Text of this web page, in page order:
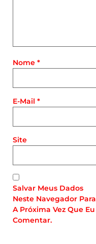
Nome *
E-Mail *
Site
Salvar Meus Dados
Neste Navegador Para
A Próxima Vez Que Eu
Comentar.